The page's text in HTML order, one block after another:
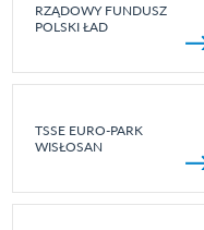
RZĄDOWY FUNDUSZ
POLSKI ŁAD
TSSE EURO-PARK
WISŁOSAN